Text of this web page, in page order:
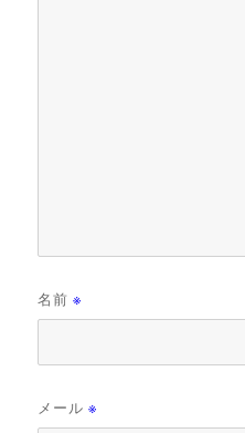
名前※
メール※